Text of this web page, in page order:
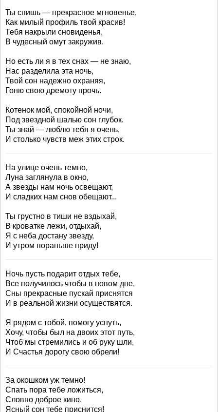
Ты спишь — прекрасное мгновенье,
Как милый профиль твой красив!
Тебя накрыли сновиденья,
В чудесный омут закружив.
Но есть ли я в тех снах — не знаю,
Нас разделила эта ночь,
Твой сон надежно охраняя,
Гоню свою дремоту прочь.
Котенок мой, спокойной ночи,
Под звездной шалью сон глубок.
Ты знай — люблю тебя я очень,
И столько чувств меж этих строк.
На улице очень темно,
Луна заглянула в окно,
А звезды нам ночь освещают,
И сладких нам снов обещают...
Ты грустно в тиши не вздыхай,
В кроватке лежи, отдыхай,
Я с неба достану звезду,
И утром пораньше приду!
Ночь пусть подарит отдых тебе,
Все получилось чтобы в новом дне,
Сны прекрасные пускай приснятся
И в реальной жизни осуществятся.
Я рядом с тобой, помогу уснуть,
Хочу, чтобы был на двоих этот путь,
Чтоб мы стремились и об руку шли,
И Счастья дорогу свою обрели!
За окошком уж темно!
Спать пора тебе ложиться,
Словно доброе кино,
Ясный сон тебе приснится!